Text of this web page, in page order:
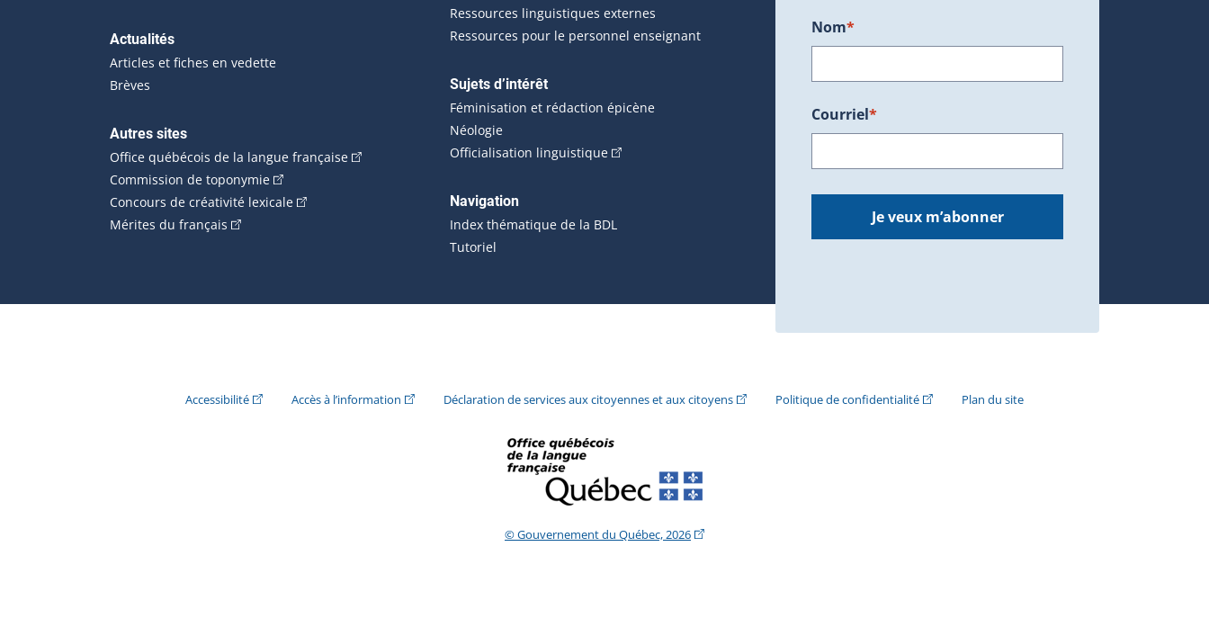
Actualités
Articles et fiches en vedette
Brèves
Autres sites
Office québécois de la langue française(Cet hyperlien externe s'ouvrira dans une nouvelle fenêtre.)
Commission de toponymie(Cet hyperlien externe s'ouvrira dans une nouvelle fenêtre.)
Concours de créativité lexicale(Cet hyperlien externe s'ouvrira dans une nouvelle fenêtre.)
Mérites du français (Cet hyperlien externe s'ouvrira dans une nouvelle fenêtre.)
Ressources linguistiques externes
Ressources pour le personnel enseignant
Sujets d’intérêt
Féminisation et rédaction épicène
Néologie
Officialisation linguistique(Cet hyperlien externe s'ouvrira dans une nouvelle fenêtre.)
Navigation
Index thématique de la BDL
Tutoriel
Nom*
Courriel*
Je veux m’abonner
Accessibilité(Cet hyperlien externe s'ouvrira dans une nouvelle fenêtre.)
Accès à l’information (Cet hyperlien externe s'ouvrira dans une nouvelle fenêtre.)
Déclaration de services aux citoyennes et aux citoyens(Cet hyperlien externe s'ouvrira dans une nouvelle fenêtre.)
Politique de confidentialité(Cet hyperlien externe s'ouvrira dans une nouvelle
Plan du site
© Gouvernement du Québec, 2026(Cet hyperlien externe s'ouvrira dans une nouvelle fenêtre.)